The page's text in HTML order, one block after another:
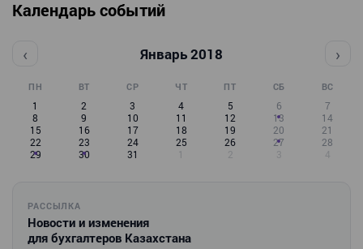
Календарь событий
‹ Январь 2018 ›
ПН ВТ СР ЧТ ПТ СБ ВС
1 2 3 4 5 6
7
8
9 10 11 12 13
14
15
16 17 18 19 20
21
22
23 24 25 26 27
28
29
30 31 1 2 3 4
РАССЫЛКА
Новости и изменения
для бухгалтеров Казахстана